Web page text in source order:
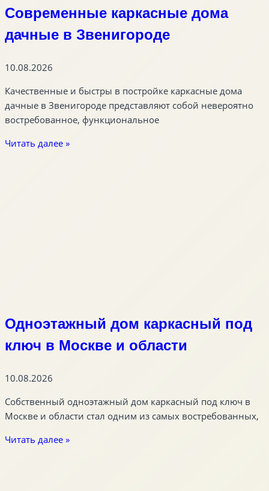
Современные каркасные дома
дачные в Звенигороде
10.08.2026
Качественные и быстры в постройке каркасные дома
дачные в Звенигороде представляют собой невероятно
востребованное, функциональное
Читать далее »
Одноэтажный дом каркасный под
ключ в Москве и области
10.08.2026
Собственный одноэтажный дом каркасный под ключ в
Москве и области стал одним из самых востребованных,
Читать далее »